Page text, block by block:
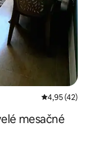
Priemerné
4,95 (42)
mesačné